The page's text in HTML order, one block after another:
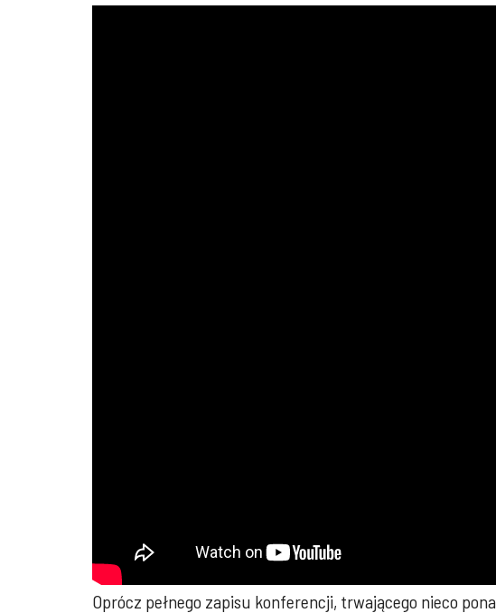
Oprócz pełnego zapisu konferencji, trwającego nieco